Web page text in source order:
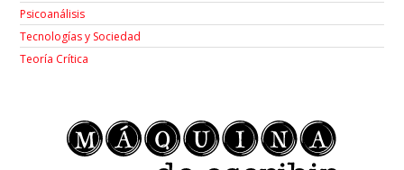
Psicoanálisis
Tecnologías y Sociedad
Teoría Crítica